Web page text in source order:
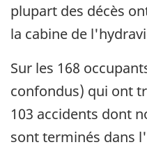
plupart des décès
la cabine de
Sur les 168
confondus) qui ont
103 accidents dont
sont terminés dans